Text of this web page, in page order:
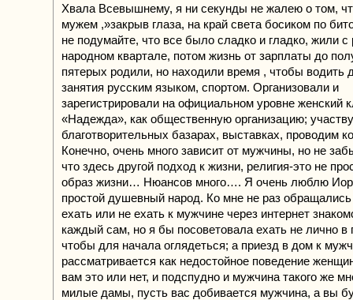
Хвала Всевышнему, я ни секунды не жалею о том,
мужем ,»закрыв глаза, на край света босиком по
не подумайте, что все было сладко и гладко, жили с
народном квартале, потом жизнь от зарплаты до
пятерых родили, но находили время , чтобы водить
занятия русским языком, спортом. Организовали и
зарегистрировали на официальном уровне женский
«Надежда», как общественную организацию;
благотворительных базарах, выставках, проводим
Конечно, очень много зависит от мужчины, но не
что здесь другой подход к жизни, религия-это не
образ жизни… Нюансов много…. Я очень люблю
простой душевный народ. Ко мне не раз обращались
ехать или не ехать к мужчине через интернет
каждый сам, но я бы посоветовала ехать не лично в
чтобы для начала оглядеться; а приезд в дом к
рассматривается как недостойное поведение
вам это или нет, и подспудно и мужчина такого же
милые дамы, пусть вас добивается мужчина, а вы